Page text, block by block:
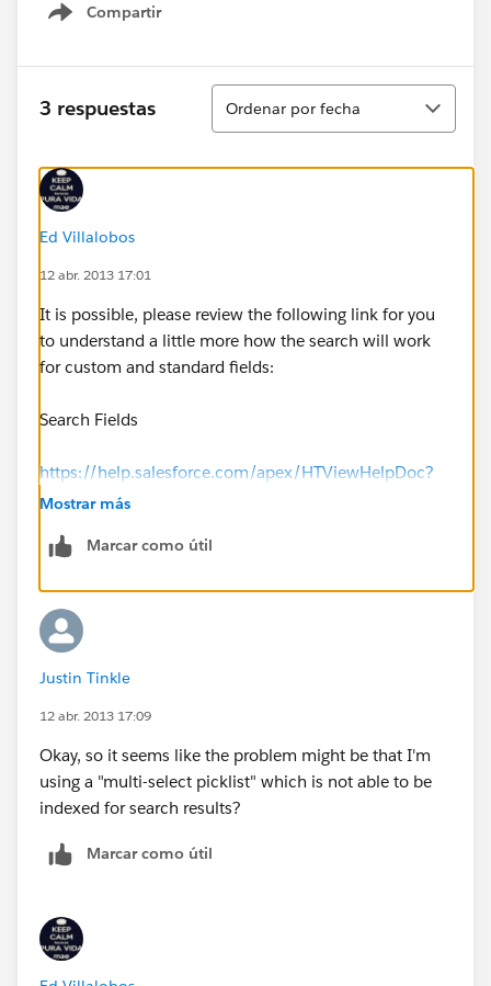
Compartir
Show menu
3 respuestas
Ordenar
Ordenar por fecha
Ed Villalobos
12 abr. 2013 17:01
It is possible, please review the following link for you
to understand a little more how the search will work
for custom and standard fields:
Search Fields
https://help.salesforce.com/apex/HTViewHelpDoc?
id=search_fields.htm&language=en_US
Mostrar más
Marcar como útil
Justin Tinkle
12 abr. 2013 17:09
Okay, so it seems like the problem might be that I'm
using a "multi-select picklist" which is not able to be
indexed for search results?
Marcar como útil